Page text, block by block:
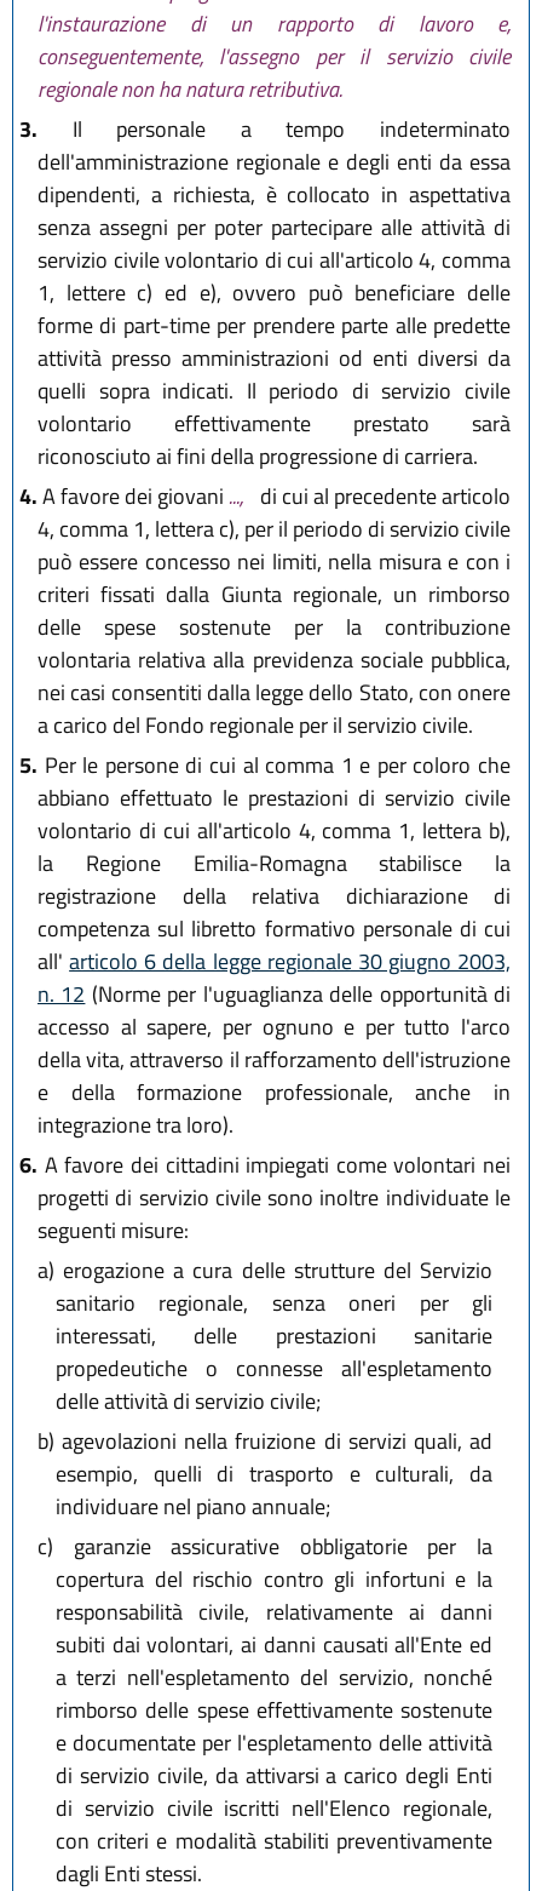
l'instaurazione di un rapporto di lavoro e,
conseguentemente, l'assegno per il servizio civile
regionale non ha natura retributiva.
3. Il personale a tempo indeterminato
dell'amministrazione regionale e degli enti da essa
dipendenti, a richiesta, è collocato in aspettativa
senza assegni per poter partecipare alle attività di
servizio civile volontario di cui all'articolo 4, comma
1, lettere c) ed e), ovvero può beneficiare delle
forme di part-time per prendere parte alle predette
attività presso amministrazioni od enti diversi da
quelli sopra indicati. Il periodo di servizio civile
volontario effettivamente prestato sarà
riconosciuto ai fini della progressione di carriera.
4.A favore dei giovani ..., di cui al precedente articolo
4, comma 1, lettera c), per il periodo di servizio civile
può essere concesso nei limiti, nella misura e con i
criteri fissati dalla Giunta regionale, un rimborso
delle spese sostenute per la contribuzione
volontaria relativa alla previdenza sociale pubblica,
nei casi consentiti dalla legge dello Stato, con onere
a carico del Fondo regionale per il servizio civile.
5. Per le persone di cui al comma 1 e per coloro che
abbiano effettuato le prestazioni di servizio civile
volontario di cui all'articolo 4, comma 1, lettera b),
la Regione Emilia-Romagna stabilisce la
registrazione della relativa dichiarazione di
competenza sul libretto formativo personale di cui
all'articolo 6 della legge regionale 30 giugno 2003,
n. 12 (Norme per l'uguaglianza delle opportunità di
accesso al sapere, per ognuno e per tutto l'arco
della vita, attraverso il rafforzamento dell'istruzione
e della formazione professionale, anche in
integrazione tra loro).
6. A favore dei cittadini impiegati come volontari nei
progetti di servizio civile sono inoltre individuate le
seguenti misure:
a) erogazione a cura delle strutture del Servizio
sanitario regionale, senza oneri per gli
interessati, delle prestazioni sanitarie
propedeutiche o connesse all'espletamento
delle attività di servizio civile;
b) agevolazioni nella fruizione di servizi quali, ad
esempio, quelli di trasporto e culturali, da
individuare nel piano annuale;
c) garanzie assicurative obbligatorie per la
copertura del rischio contro gli infortuni e la
responsabilità civile, relativamente ai danni
subiti dai volontari, ai danni causati all'Ente ed
a terzi nell'espletamento del servizio, nonché
rimborso delle spese effettivamente sostenute
e documentate per l'espletamento delle attività
di servizio civile, da attivarsi a carico degli Enti
di servizio civile iscritti nell'Elenco regionale,
con criteri e modalità stabiliti preventivamente
dagli Enti stessi.